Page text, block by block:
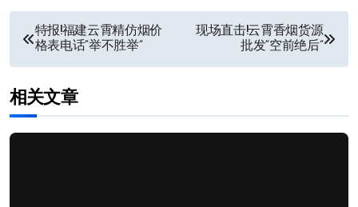
文
章
导
航
特报!福建云霄精仿烟价
格表电话“举不胜举”
现场直击!云霄香烟货源
批发“空前绝后”
相关文章